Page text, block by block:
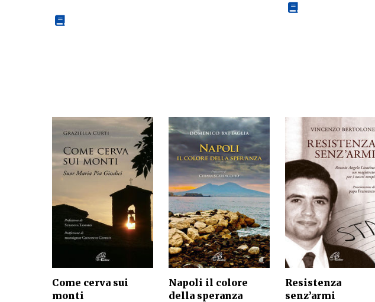
Come cerva sui
monti
Napoli il colore
della speranza
Resistenza
senz’armi